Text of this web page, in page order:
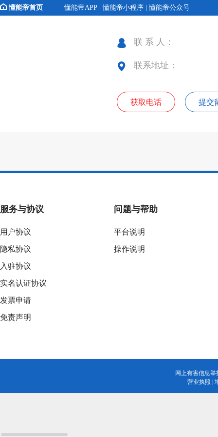
懂能帝首页 懂能帝APP | 懂能帝小程序 | 懂能帝公众号
联 系 人：
联系地址：
获取电话 提交
服务与协议
用户协议
隐私协议
入驻协议
实名认证协议
发票申请
免责声明
问题与帮助
平台说明
操作说明
网上有害信息
营业执照